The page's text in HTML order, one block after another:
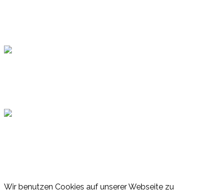
Wir benutzen Cookies auf unserer Webseite zu